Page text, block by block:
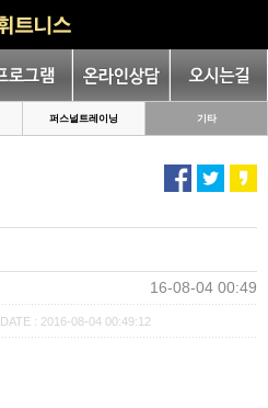
퍼스널트레이닝 기타
16-08-04 00:49
DATE : 2016-08-04 00:49:12